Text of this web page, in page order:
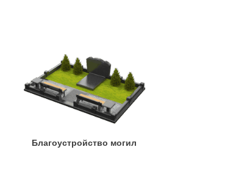
Благоустройство могил